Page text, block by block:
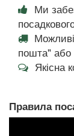
Ми
пошта"
Якісна
Правила